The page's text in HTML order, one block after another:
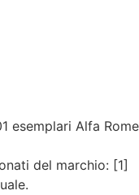
Alfa
del marchio: [1]